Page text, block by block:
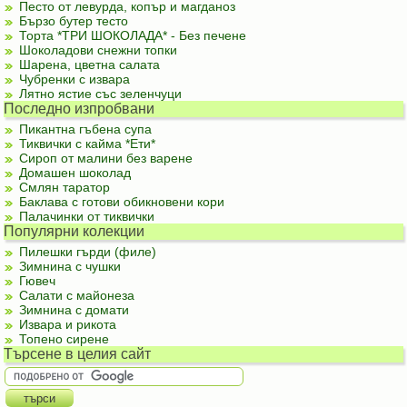
Песто от левурда, копър и магданоз
Бързо бутер тесто
Торта *ТРИ ШОКОЛАДА* - Без печене
Шоколадови снежни топки
Шарена, цветна салата
Чубренки с извара
Лятно ястие със зеленчуци
Последно изпробвани
Пикантна гъбена супа
Тиквички с кайма *Ети*
Сироп от малини без варене
Домашен шоколад
Смлян таратор
Баклава с готови обикновени кори
Палачинки от тиквички
Популярни колекции
Пилешки гърди (филе)
Зимнина с чушки
Гювеч
Салати с майонеза
Зимнина с домати
Извара и рикота
Топено сирене
Търсене в целия сайт